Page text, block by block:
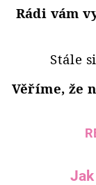
Rádi vám
Stále
Věříme, že